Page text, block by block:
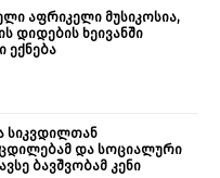
აფრიკელი მუსიკოსია,
დიდების ხეივანში
ექნება
სიკვდილთან
და სოციალური
ბავშვობამ კენი